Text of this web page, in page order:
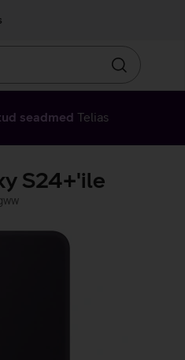
Otsin
seadmed Telias
S24+'ile